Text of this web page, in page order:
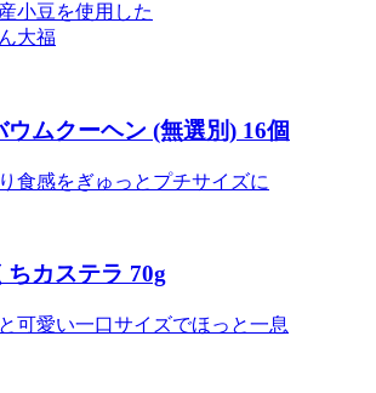
小豆を使用した
大福
ウムクーヘン (無選別) 16個
食感をぎゅっとプチサイズに
ちカステラ 70g
可愛い一口サイズでほっと一息